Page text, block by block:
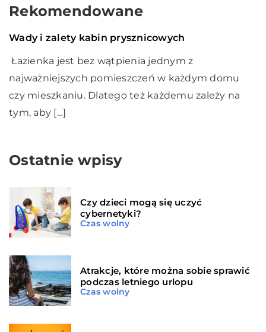
Rekomendowane
06 lutego 2020
Ogrodnictwo i dom
Wady i zalety kabin prysznicowych
Łazienka jest bez wątpienia jednym z
najważniejszych pomieszczeń w każdym domu
czy mieszkaniu. Dlatego też każdemu zależy na
tym, aby […]
Ostatnie wpisy
Czy dzieci mogą się uczyć
cybernetyki?
Czas wolny
Atrakcje, które można sobie sprawić
podczas letniego urlopu
Czas wolny